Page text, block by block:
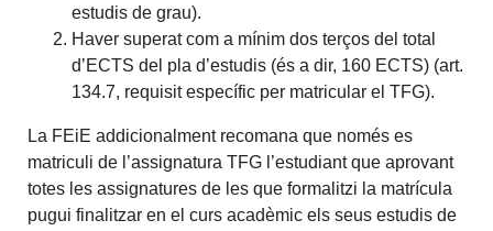
estudis de grau).
Haver superat com a mínim dos terços del total
d’ECTS del pla d’estudis (és a dir, 160 ECTS) (art.
134.7, requisit específic per matricular el TFG).
La FEiE addicionalment recomana que només es
matriculi de l’assignatura TFG l’estudiant que aprovant
totes les assignatures de les que formalitzi la matrícula
pugui finalitzar en el curs acadèmic els seus estudis de